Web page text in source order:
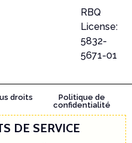
RBQ
License:
5832-
5671-01
droits
Politique de
confidentialité
DE SERVICE